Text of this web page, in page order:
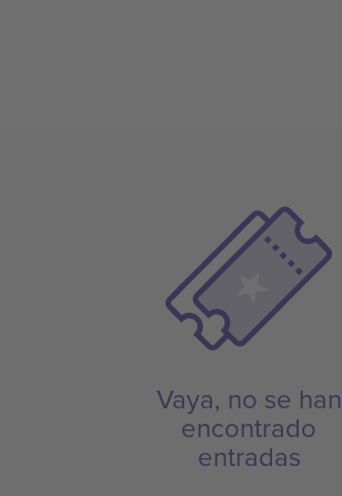
Vaya, no se han
encontrado
entradas